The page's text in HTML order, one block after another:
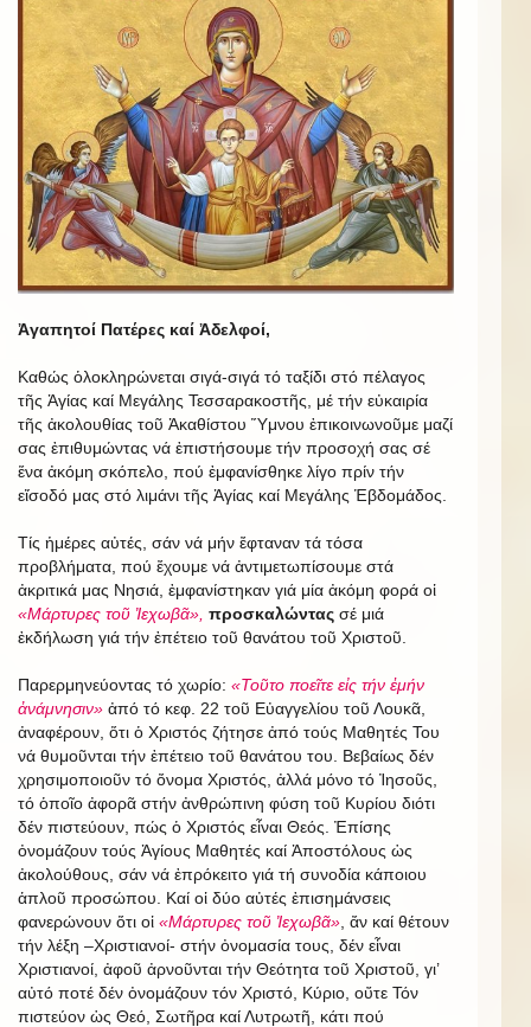
Ἀγαπητοί Πατέρες καί Ἀδελφοί,
Καθώς ὁλοκληρώνεται σιγά-σιγά τό ταξίδι στό πέλαγος
τῆς Ἁγίας καί Μεγάλης Τεσσαρακοστῆς, μέ τήν εὐκαιρία
τῆς ἀκολουθίας τοῦ Ἀκαθίστου Ὕμνου ἐπικοινωνοῦμε μαζί
σας ἐπιθυμώντας νά ἐπιστήσουμε τήν προσοχή σας σέ
ἕνα ἀκόμη σκόπελο, πού ἐμφανίσθηκε λίγο πρίν τήν
εἴσοδό μας στό λιμάνι τῆς Ἁγίας καί Μεγάλης Ἑβδομάδος.
Τίς ἡμέρες αὐτές, σάν νά μήν ἔφταναν τά τόσα
προβλήματα, πού ἔχουμε νά ἀντιμετωπίσουμε στά
ἀκριτικά μας Νησιά, ἐμφανίστηκαν γιά μία ἀκόμη φορά οἱ
«Μάρτυρες τοῦ Ἰεχωβᾶ», προσκαλώντας σέ μιά
ἐκδήλωση γιά τήν ἐπέτειο τοῦ θανάτου τοῦ Χριστοῦ.
Παρερμηνεύοντας τό χωρίο: «Τοῦτο ποεῖτε εἰς τήν ἐμήν
ἀνάμνησιν» ἀπό τό κεφ. 22 τοῦ Εὐαγγελίου τοῦ Λουκᾶ,
ἀναφέρουν, ὅτι ὁ Χριστός ζήτησε ἀπό τούς Μαθητές Του
νά θυμοῦνται τήν ἐπέτειο τοῦ θανάτου του. Βεβαίως δέν
χρησιμοποιοῦν τό ὄνομα Χριστός, ἀλλά μόνο τό Ἰησοῦς,
τό ὁποῖο ἀφορᾶ στήν ἀνθρώπινη φύση τοῦ Κυρίου διότι
δέν πιστεύουν, πώς ὁ Χριστός εἶναι Θεός. Ἐπίσης
ὀνομάζουν τούς Ἁγίους Μαθητές καί Ἀποστόλους ὡς
ἀκολούθους, σάν νά ἐπρόκειτο γιά τή συνοδία κάποιου
ἁπλοῦ προσώπου. Καί οἱ δύο αὐτές ἐπισημάνσεις
φανερώνουν ὅτι οἱ «Μάρτυρες τοῦ Ἰεχωβᾶ» , ἄν καί θέτουν
τήν λέξη –Χριστιανοί- στήν ὀνομασία τους, δέν εἶναι
Χριστιανοί, ἀφοῦ ἀρνοῦνται τήν Θεότητα τοῦ Χριστοῦ, γι’
αὐτό ποτέ δέν ὀνομάζουν τόν Χριστό, Κύριο, οὔτε Τόν
πιστεύον ὡς Θεό, Σωτῆρα καί Λυτρωτῆ, κάτι πού